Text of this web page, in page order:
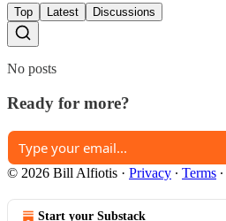
Top Latest Discussions
No posts
Ready for more?
© 2026 Bill Alfiotis · Privacy ∙ Terms ∙
Start your Substack